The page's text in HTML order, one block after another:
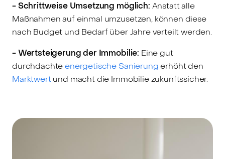
- Schrittweise Umsetzung möglich: Anstatt alle
Maßnahmen auf einmal umzusetzen, können diese
nach Budget und Bedarf über Jahre verteilt werden.
- Wertsteigerung der Immobilie: Eine gut
durchdachteenergetische Sanierungerhöht den
Marktwertund macht die Immobilie zukunftssicher.